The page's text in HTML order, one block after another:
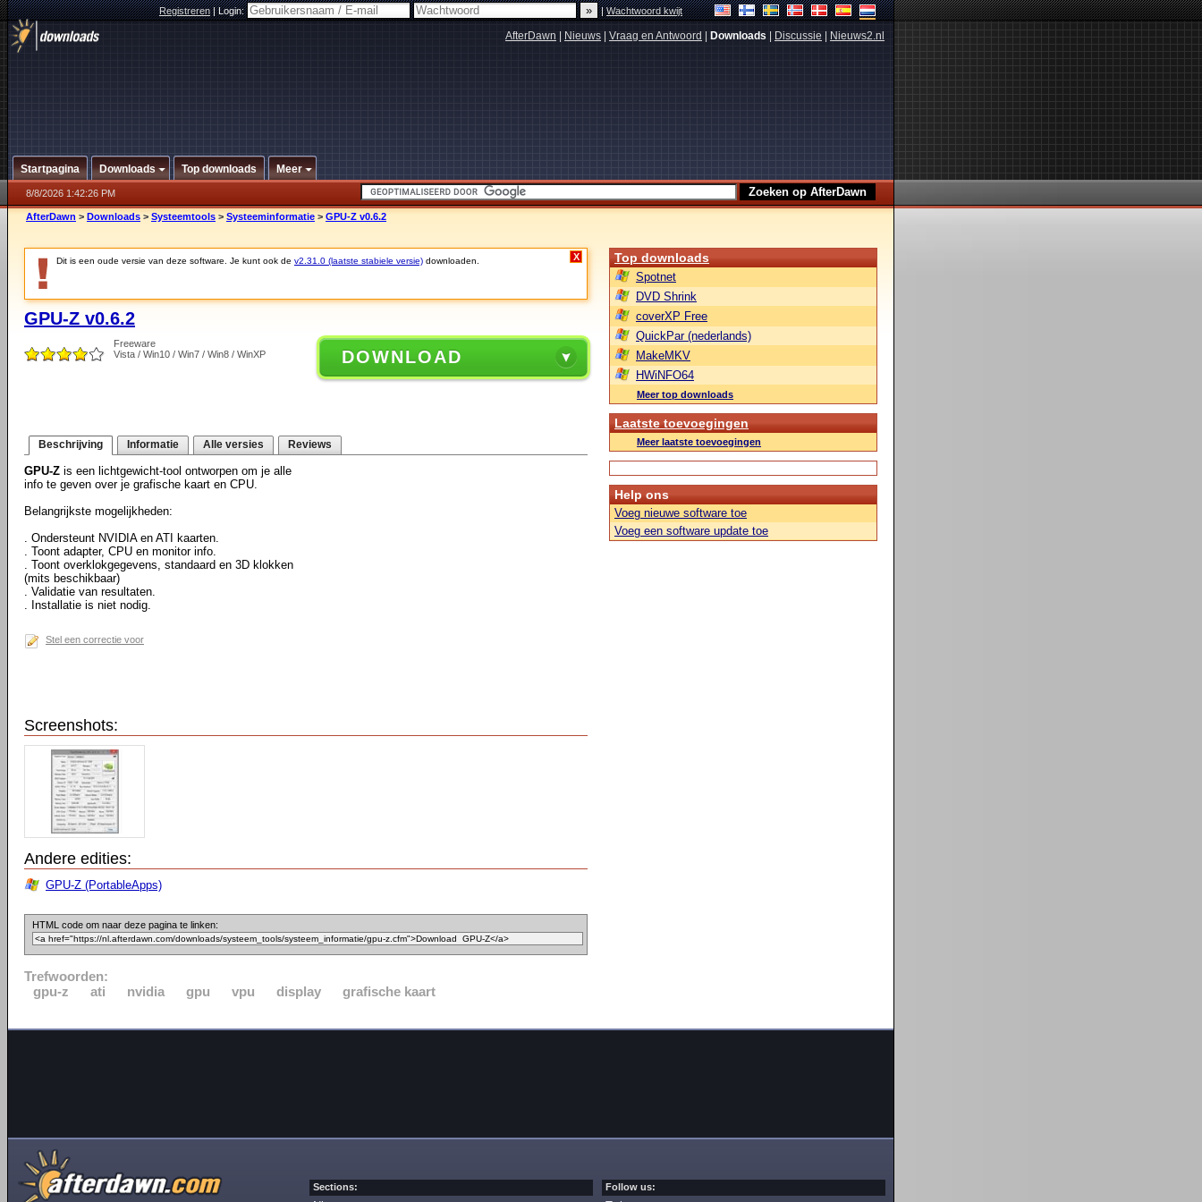
Registreren|Login: |Wachtwoord kwijt
AfterDawn Nieuws Vraag en Antwoord Downloads Discussie Nieuws2.nl
Startpagina Downloads Top downloads Meer
8/8/2026 1:42:26 PM
AfterDawn > Downloads > Systeemtools > Systeeminformatie > GPU-Z v0.6.2
Dit is een oude versie van deze software. Je kunt ook de v2.31.0 (laatste stabiele versie) downloaden. X
GPU-Z v0.6.2
Freeware
Vista / Win10 / Win7 / Win8 / WinXP
DOWNLOAD
Beschrijving Informatie Alle versies Reviews
GPU-Z is een lichtgewicht-tool ontworpen om je alle
info te geven over je grafische kaart en CPU.
Belangrijkste mogelijkheden:
. Ondersteunt NVIDIA en ATI kaarten.
. Toont adapter, CPU en monitor info.
. Toont overklokgegevens, standaard en 3D klokken
(mits beschikbaar)
. Validatie van resultaten.
. Installatie is niet nodig.
Stel een correctie voor
Screenshots:
Andere edities:
GPU-Z (PortableApps)
HTML code om naar deze pagina te linken:
Trefwoorden:
gpu-z
ati nvidia gpu vpu display grafische kaart
Top downloads
Spotnet
DVD Shrink
coverXP Free
QuickPar (nederlands)
MakeMKV
HWiNFO64
Meer top downloads
Laatste toevoegingen
Meer laatste toevoegingen
Help ons
Voeg nieuwe software toe
Voeg een software update toe
Sections: Follow us: